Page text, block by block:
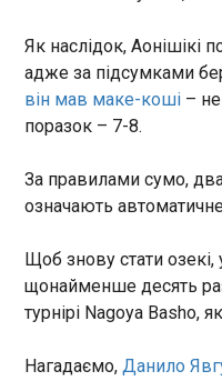
крок, палко охочий
каталонців. Як видно
його вірою у власне
Оскільки Рашфорд є
продовжувати
клуб, який йому до
договір передбачає
можна зробити за
річного форварда, у
становитиме значно
колосальна - відразу
заробленої річної
ЧИТАТЬ
від прямих
16:15:30
Як наслідок, Аонішікі
адже за підсумками
він мав маке-коші –
поразок – 7-8.
За правилами сумо,
означають
Щоб знову стати
щонайменше десять
турнірі Nagoya Basho,
Нагадаємо,Данило